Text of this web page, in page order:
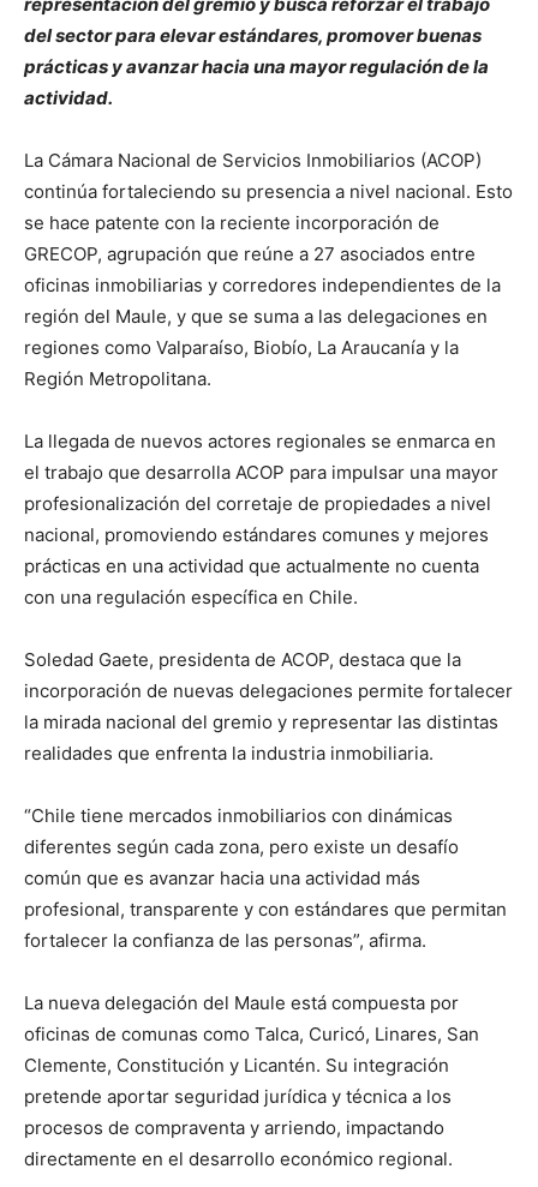
del sector para elevar estándares, promover buenas
prácticas y avanzar hacia una mayor regulación de la
actividad.
La Cámara Nacional de Servicios Inmobiliarios (ACOP)
continúa fortaleciendo su presencia a nivel nacional. Esto
se hace patente con la reciente incorporación de
GRECOP, agrupación que reúne a 27 asociados entre
oficinas inmobiliarias y corredores independientes de la
región del Maule, y que se suma a las delegaciones en
regiones como Valparaíso, Biobío, La Araucanía y la
Región Metropolitana.
La llegada de nuevos actores regionales se enmarca en
el trabajo que desarrolla ACOP para impulsar una mayor
profesionalización del corretaje de propiedades a nivel
nacional, promoviendo estándares comunes y mejores
prácticas en una actividad que actualmente no cuenta
con una regulación específica en Chile.
Soledad Gaete, presidenta de ACOP, destaca que la
incorporación de nuevas delegaciones permite fortalecer
la mirada nacional del gremio y representar las distintas
realidades que enfrenta la industria inmobiliaria.
“Chile tiene mercados inmobiliarios con dinámicas
diferentes según cada zona, pero existe un desafío
común que es avanzar hacia una actividad más
profesional, transparente y con estándares que permitan
fortalecer la confianza de las personas”, afirma.
La nueva delegación del Maule está compuesta por
oficinas de comunas como Talca, Curicó, Linares, San
Clemente, Constitución y Licantén. Su integración
pretende aportar seguridad jurídica y técnica a los
procesos de compraventa y arriendo, impactando
directamente en el desarrollo económico regional.